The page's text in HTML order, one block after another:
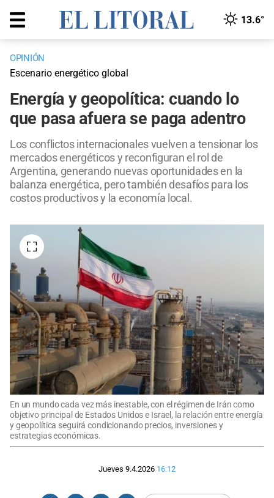
13.6°
OPINIÓN
Escenario energético global
Energía y geopolítica: cuando lo
que pasa afuera se paga adentro
Los conflictos internacionales vuelven a tensionar los
mercados energéticos y reconfiguran el rol de
Argentina, generando nuevas oportunidades en la
balanza energética, pero también desafíos para los
costos productivos y la economía local.
En un mundo cada vez más inestable, con el régimen de Irán como
objetivo principal de Estados Unidos e Israel, la relación entre energía
y geopolítica seguirá condicionando precios, inversiones y
estrategias económicas.
Jueves 9.4.2026 16:12